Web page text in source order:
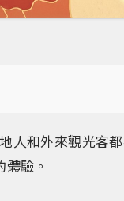
人和外來觀光客
驗。